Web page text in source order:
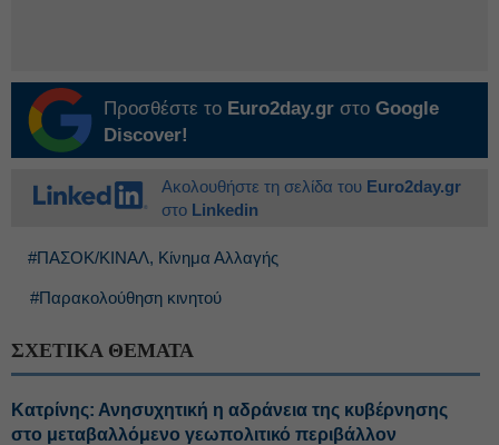
Προσθέστε το Euro2day.gr στο Google
Discover!
Ακολουθήστε τη σελίδα του Euro2day.gr
στο Linkedin
#ΠΑΣΟΚ/ΚΙΝΑΛ, Κίνημα Αλλαγής
#Παρακολούθηση κινητού
ΣΧΕΤΙΚΑ ΘΕΜΑΤΑ
Κατρίνης: Ανησυχητική η αδράνεια της κυβέρνησης
στο μεταβαλλόμενο γεωπολιτικό περιβάλλον